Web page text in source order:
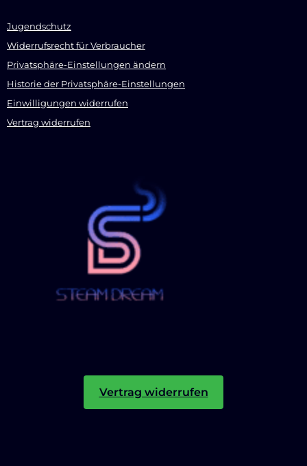
Jugendschutz
Widerrufsrecht für Verbraucher
Privatsphäre-Einstellungen ändern
Historie der Privatsphäre-Einstellungen
Einwilligungen widerrufen
Vertrag widerrufen
Vertrag widerrufen